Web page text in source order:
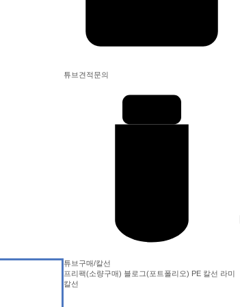
튜브견적문의
튜브구매/칼선
프리팩(소량구매) 블로그(포트폴리오) PE 칼선 라미
칼선